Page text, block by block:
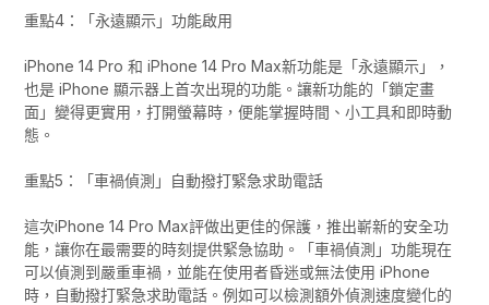
重點4：「永遠顯示」功能啟用
iPhone 14 Pro 和 iPhone 14 Pro Max新功能是「永遠顯示」，
也是 iPhone 顯示器上首次出現的功能。讓新功能的「鎖定畫
面」變得更實用，打開螢幕時，便能掌握時間、小工具和即時動
態。
重點5：「車禍偵測」自動撥打緊急求助電話
這次iPhone 14 Pro Max評做出更佳的保護，推出嶄新的安全功
能，讓你在最需要的時刻提供緊急協助。「車禍偵測」功能現在
可以偵測到嚴重車禍，並能在使用者昏迷或無法使用 iPhone
時，自動撥打緊急求助電話。例如可以檢測額外偵測速度變化的